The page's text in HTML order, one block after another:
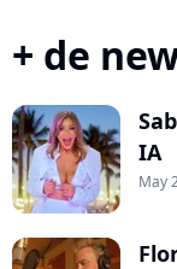
+ de
IA
May